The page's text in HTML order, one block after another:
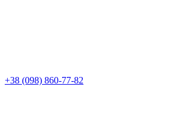
+38 (098) 860-77-82